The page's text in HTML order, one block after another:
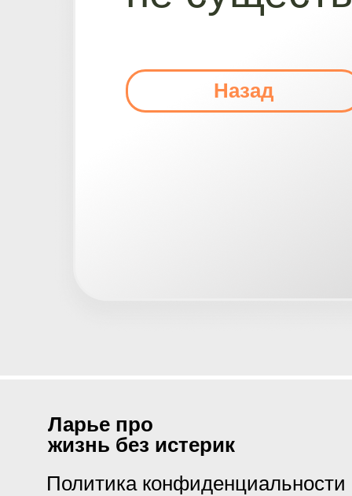
Назад
Политика конфиденциальности
Ларье про
жизнь без истерик